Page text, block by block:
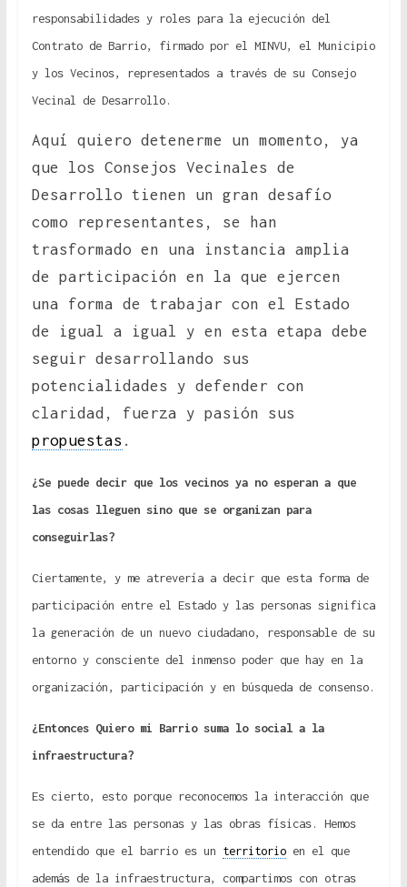
responsabilidades y roles para la ejecución del
Contrato de Barrio, firmado por el MINVU, el Municipio
y los Vecinos, representados a través de su Consejo
Vecinal de Desarrollo.
Aquí quiero detenerme un momento, ya
que los Consejos Vecinales de
Desarrollo tienen un gran desafío
como representantes, se han
trasformado en una instancia amplia
de participación en la que ejercen
una forma de trabajar con el Estado
de igual a igual y en esta etapa debe
seguir desarrollando sus
potencialidades y defender con
claridad, fuerza y pasión sus
propuestas .
¿Se puede decir que los vecinos ya no esperan a que
las cosas lleguen sino que se organizan para
conseguirlas?
Ciertamente, y me atrevería a decir que esta forma de
participación entre el Estado y las personas significa
la generación de un nuevo ciudadano, responsable de su
entorno y consciente del inmenso poder que hay en la
organización, participación y en búsqueda de consenso.
¿Entonces Quiero mi Barrio suma lo social a la
infraestructura?
Es cierto, esto porque reconocemos la interacción que
se da entre las personas y las obras físicas. Hemos
entendido que el barrio es un territorioen el que
además de la infraestructura, compartimos con otras